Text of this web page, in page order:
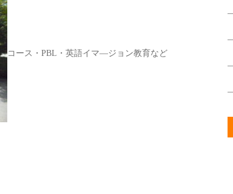
コース・PBL・英語イマ―ジョン教育など